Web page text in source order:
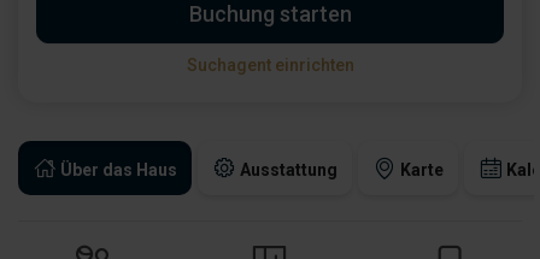
Über das Haus Ausstattung Karte
Buchung starten
Suchagent einrichten